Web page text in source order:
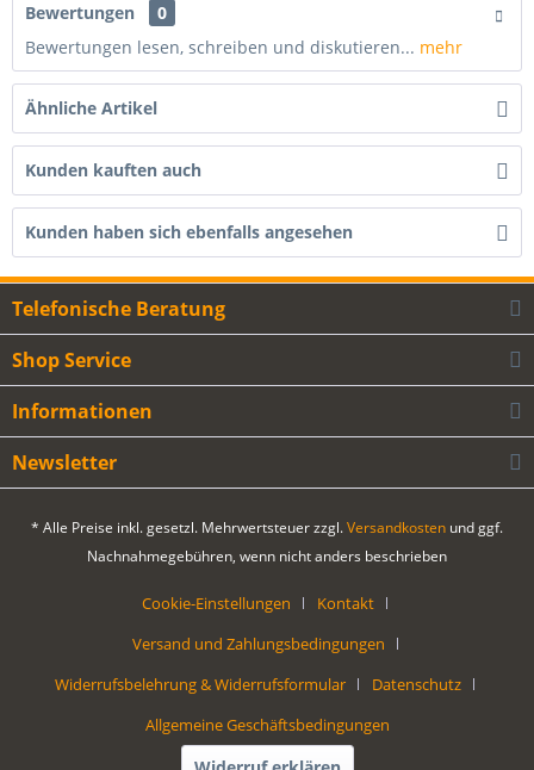
Bewertungen
0
Bewertungen lesen, schreiben und diskutieren... mehr
Ähnliche Artikel
Kunden kauften auch
Kunden haben sich ebenfalls angesehen
Telefonische Beratung
Shop Service
Informationen
Newsletter
* Alle Preise inkl. gesetzl. Mehrwertsteuer zzgl.Versandkosten und ggf.
Nachnahmegebühren, wenn nicht anders beschrieben
Cookie-Einstellungen
Kontakt
Versand und Zahlungsbedingungen
Widerrufsbelehrung & Widerrufsformular
Datenschutz
Allgemeine Geschäftsbedingungen